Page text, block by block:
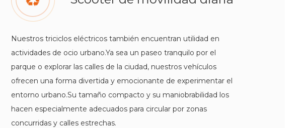
Nuestros triciclos eléctricos también encuentran utilidad en
actividades de ocio urbano.Ya sea un paseo tranquilo por el
parque o explorar las calles de la ciudad, nuestros vehículos
ofrecen una forma divertida y emocionante de experimentar el
entorno urbano.Su tamaño compacto y su maniobrabilidad los
hacen especialmente adecuados para circular por zonas
concurridas y calles estrechas.